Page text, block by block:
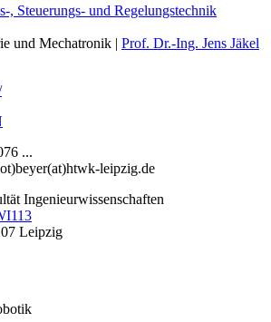
, Steuerungs- und Regelungstechnik
und Mechatronik | Prof. Dr.-Ing. Jens Jäkel
...
leipzig.de
Ingenieurwissenschaften
Leipzig